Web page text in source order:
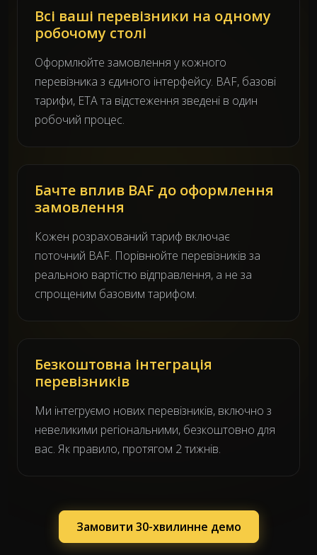
Всі ваші перевізники на одному
робочому столі
Оформлюйте замовлення у кожного
перевізника з єдиного інтерфейсу. BAF, базові
тарифи, ETA та відстеження зведені в один
робочий процес.
Бачте вплив BAF до оформлення
замовлення
Кожен розрахований тариф включає
поточний BAF. Порівнюйте перевізників за
реальною вартістю відправлення, а не за
спрощеним базовим тарифом.
Безкоштовна інтеграція
перевізників
Ми інтегруємо нових перевізників, включно з
невеликими регіональними, безкоштовно для
вас. Як правило, протягом 2 тижнів.
Замовити 30-хвилинне демо